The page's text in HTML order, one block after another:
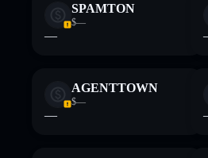
SPAMTON
$—
—
AGENTTOWN
$—
—